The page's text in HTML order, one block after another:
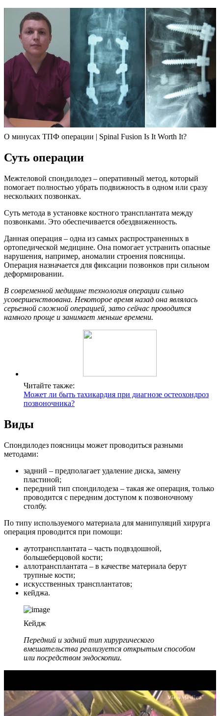
О минусах ТПФ операции | Spinal Fusion Is It Worth It?
Суть операции
Межтеловой спондилодез – оперативный метод, который
помогает полностью убрать подвижность в одном или сразу
нескольких позвонках.
Суть метода в установке костного трансплантата между
позвонками. Это обеспечивается обездвиженность.
Данная операция – одна из самых распространенных в
ортопедической медицине. Она помогает устранить опасные
нарушения, например, аномалии строения поясницы.
Операция назначается для фиксации позвонков при сильном
деформировании.
В современной медицине технология операции сильно
усовершенствована. Некоторое время назад она являлась
серьезной сложной операцией, зато сейчас проводится
намного проще и занимает меньше времени.
Читайте также:
Может ли быть тахикардия при диагнозе остеохондроз
позвоночника?
Виды
Спондилодез поясницы может проводиться разными
методами:
задний – предполагает удаление диска, замену
пластиной;
передний тип спондилодеза – такая же операция, только
проводится с передним доступом к позвоночному
столбу.
По типу используемого материала для манипуляций хирурга
операция проводится при помощи:
аутотрансплантата – часть подвздошной,
большеберцовой кости;
аллотрансплантата – в качестве материала берут
трупные кости;
искусственных трансплантатов;
кейджа.
Кейдж
Передний и задний тип хирургического
вмешательства реализуется открытым способом
или посредством эндоскопии.